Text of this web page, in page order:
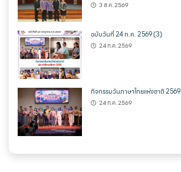
3 ส.ค. 2569
ฉบับวันที่ 24 ก.ค. 2569 (3)
24 ก.ค. 2569
กิจกรรมวันภาษาไทยแห่งชาติ 2569
24 ก.ค. 2569